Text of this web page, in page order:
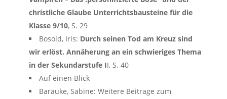
christliche Glaube Unterrichtsbausteine für die
Klasse 9/10, S. 29
Bosold, Iris: Durch seinen Tod am Kreuz sind
wir erlöst. Annäherung an ein schwieriges Thema
in der Sekundarstufe II, S. 40
Auf einen Blick
Barauke, Sabine: Weitere Beitrage zum